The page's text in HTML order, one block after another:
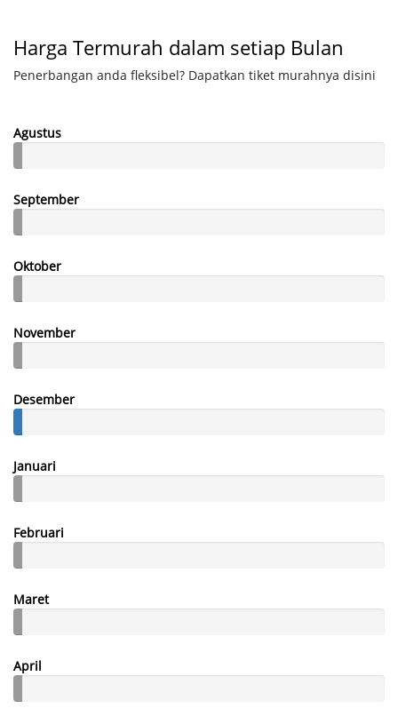
Harga Termurah dalam setiap Bulan
Penerbangan anda fleksibel? Dapatkan tiket murahnya disini
Agustus
September
Oktober
November
Desember
Januari
Februari
Maret
April